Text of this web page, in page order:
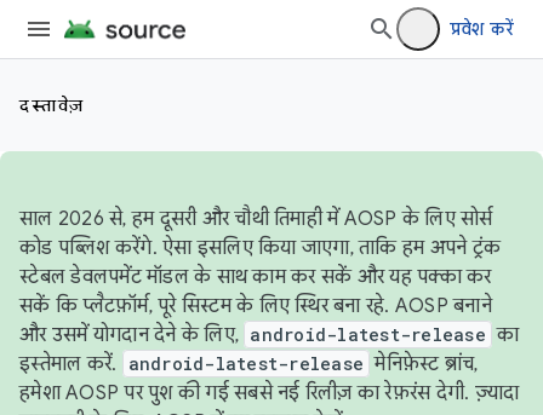
प्रवेश करें
दस्तावेज़
साल 2026 से, हम दूसरी और चौथी तिमाही में AOSP के लिए सोर्स
कोड पब्लिश करेंगे. ऐसा इसलिए किया जाएगा, ताकि हम अपने ट्रंक
स्टेबल डेवलपमेंट मॉडल के साथ काम कर सकें और यह पक्का कर
सकें कि प्लैटफ़ॉर्म, पूरे सिस्टम के लिए स्थिर बना रहे. AOSP बनाने
और उसमें योगदान देने के लिए, android-latest-release का
इस्तेमाल करें.
android-latest-release मेनिफ़ेस्ट ब्रांच,
हमेशा AOSP पर पुश की गई सबसे नई रिलीज़ का रेफ़रंस देगी. ज़्यादा